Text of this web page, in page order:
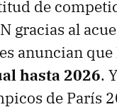
de
gracias al
anuncian que
hasta 2026.
de París